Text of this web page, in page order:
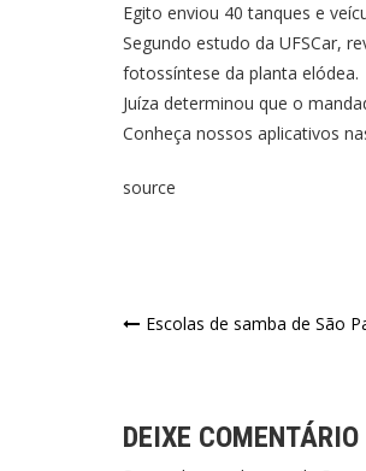
Egito enviou 40 tanques e
Segundo estudo da UFSCar,
fotossíntese da planta elódea.
Juíza determinou que o
Conheça nossos aplicativos
source
Escolas de samba de São
DEIXE COMENTÁRIO